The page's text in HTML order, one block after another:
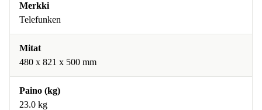
Merkki
Telefunken
Mitat
480 x 821 x 500 mm
Paino (kg)
23.0 kg